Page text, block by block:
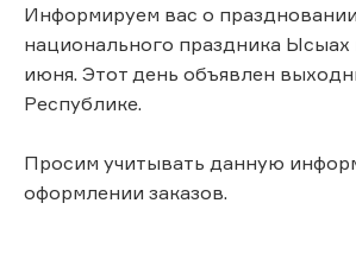
Информируем вас о праздновании
национального праздника Ысыах
июня. Этот день объявлен
Республике.
Просим учитывать данную
оформлении заказов.